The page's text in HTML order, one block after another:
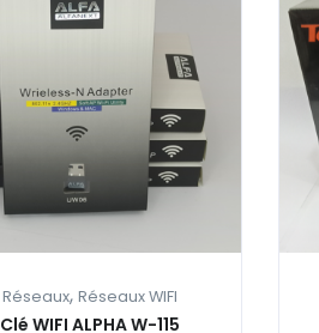
Réseaux, Réseaux WIFI
Clé WIFI ALPHA W-115